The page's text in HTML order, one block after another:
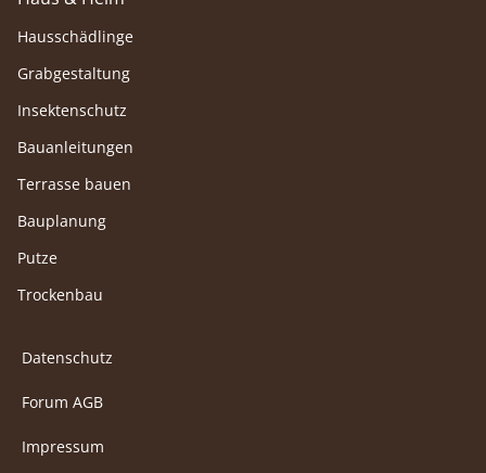
Hausschädlinge
Grabgestaltung
Insektenschutz
Bauanleitungen
Terrasse bauen
Bauplanung
Putze
Trockenbau
Datenschutz
Forum AGB
Impressum